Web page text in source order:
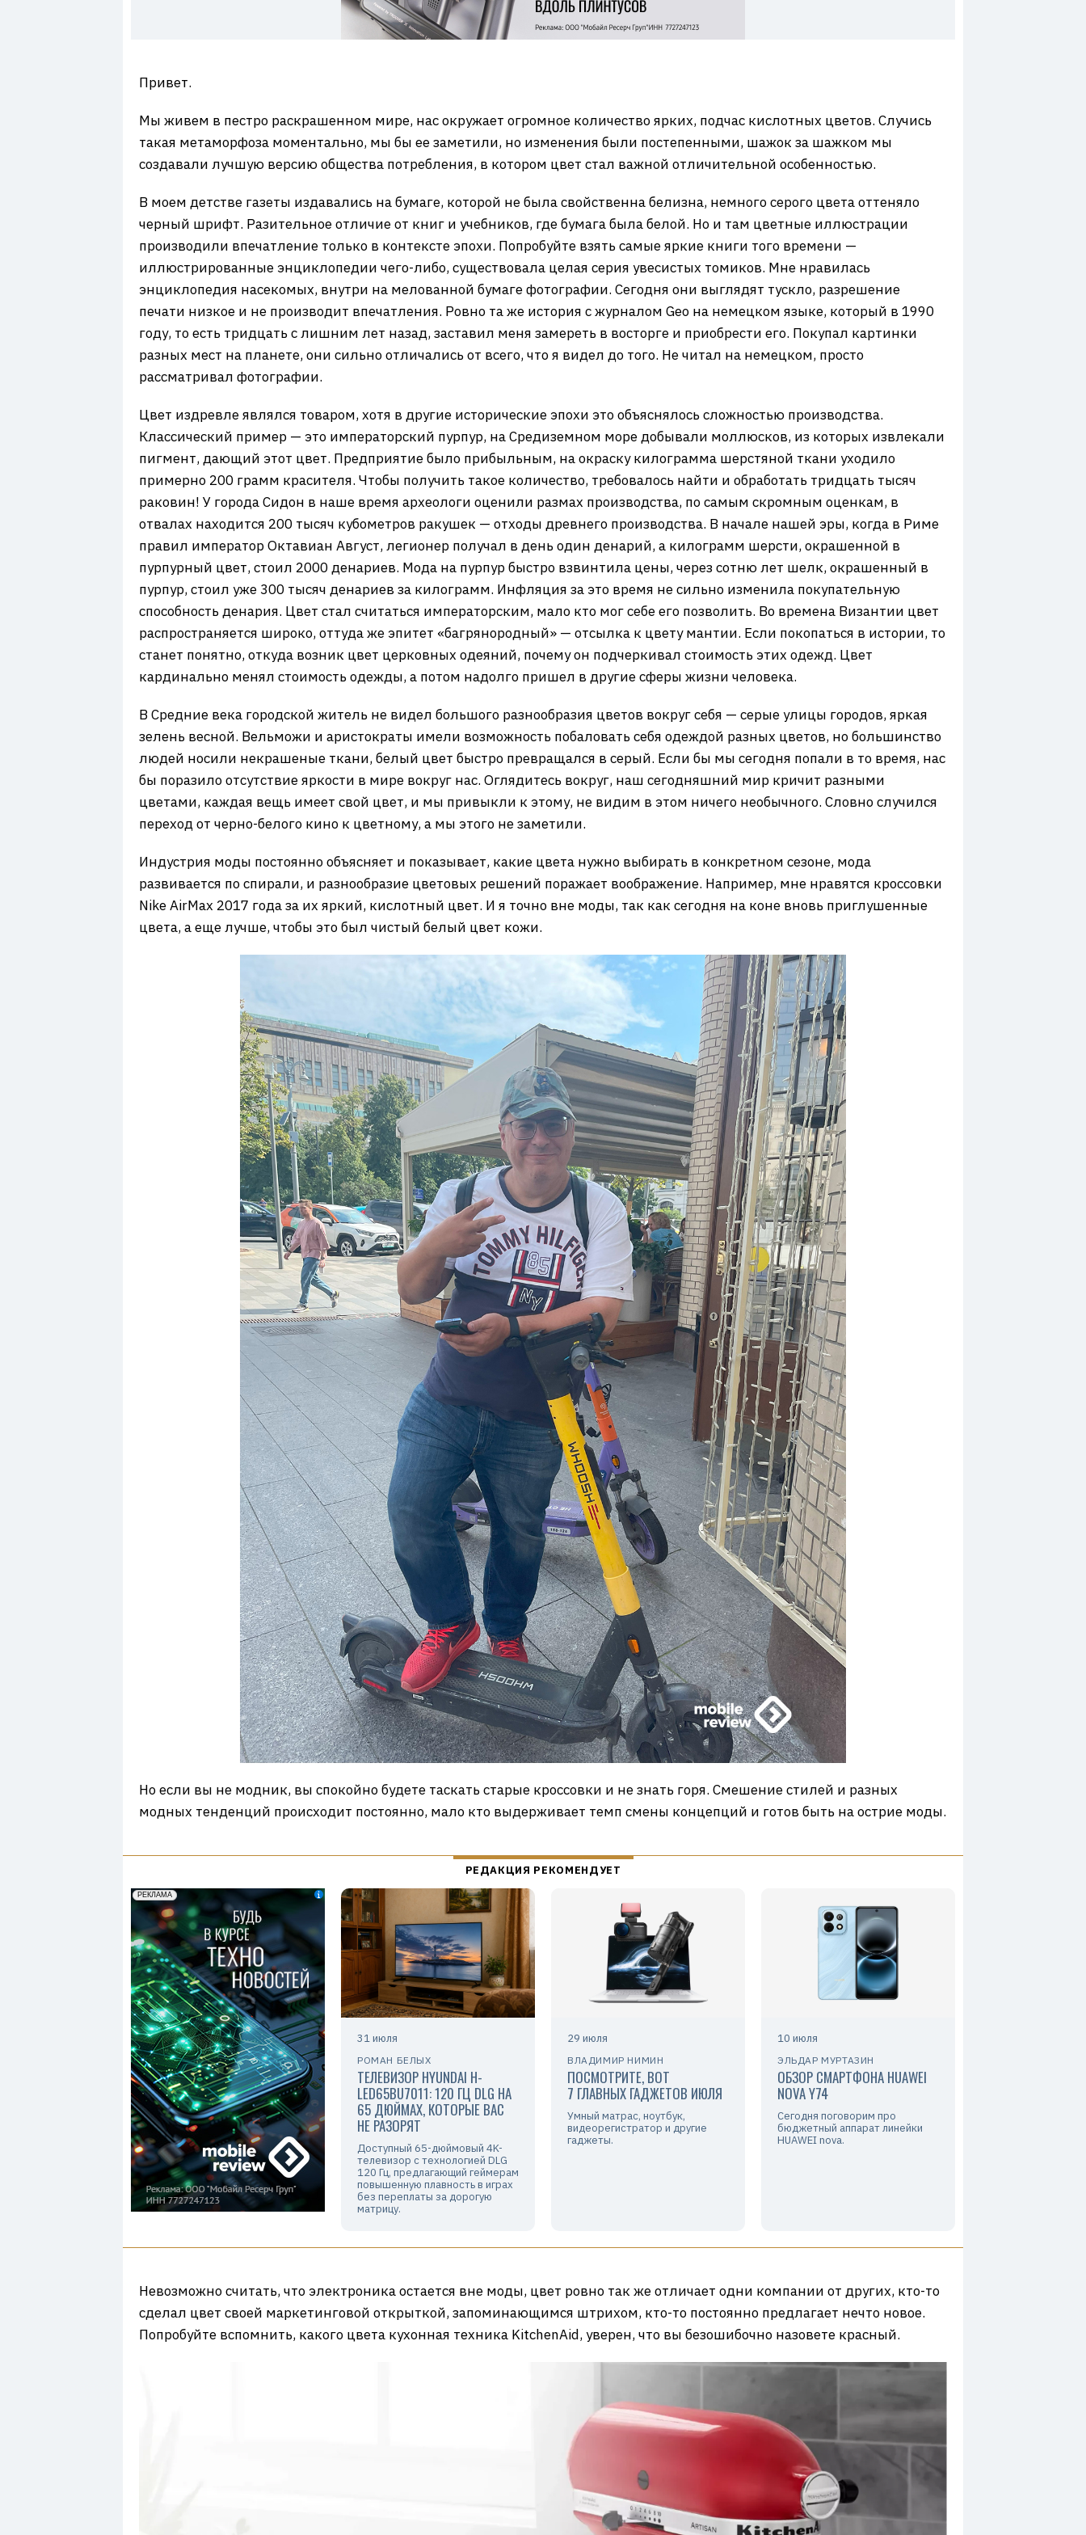
Привет.
Мы живем в пестро раскрашенном мире, нас окружает огромное количество ярких, подчас кислотных цветов. Случись
такая метаморфоза моментально, мы бы ее заметили, но изменения были постепенными, шажок за шажком мы
создавали лучшую версию общества потребления, в котором цвет стал важной отличительной особенностью.
В моем детстве газеты издавались на бумаге, которой не была свойственна белизна, немного серого цвета оттеняло
черный шрифт. Разительное отличие от книг и учебников, где бумага была белой. Но и там цветные иллюстрации
производили впечатление только в контексте эпохи. Попробуйте взять самые яркие книги того времени —
иллюстрированные энциклопедии чего-либо, существовала целая серия увесистых томиков. Мне нравилась
энциклопедия насекомых, внутри на мелованной бумаге фотографии. Сегодня они выглядят тускло, разрешение
печати низкое и не производит впечатления. Ровно та же история с журналом Geo на немецком языке, который в 1990
году, то есть тридцать с лишним лет назад, заставил меня замереть в восторге и приобрести его. Покупал картинки
разных мест на планете, они сильно отличались от всего, что я видел до того. Не читал на немецком, просто
рассматривал фотографии.
Цвет издревле являлся товаром, хотя в другие исторические эпохи это объяснялось сложностью производства.
Классический пример — это императорский пурпур, на Средиземном море добывали моллюсков, из которых извлекали
пигмент, дающий этот цвет. Предприятие было прибыльным, на окраску килограмма шерстяной ткани уходило
примерно 200 грамм красителя. Чтобы получить такое количество, требовалось найти и обработать тридцать тысяч
раковин! У города Сидон в наше время археологи оценили размах производства, по самым скромным оценкам, в
отвалах находится 200 тысяч кубометров ракушек — отходы древнего производства. В начале нашей эры, когда в Риме
правил император Октавиан Август, легионер получал в день один денарий, а килограмм шерсти, окрашенной в
пурпурный цвет, стоил 2000 денариев. Мода на пурпур быстро взвинтила цены, через сотню лет шелк, окрашенный в
пурпур, стоил уже 300 тысяч денариев за килограмм. Инфляция за это время не сильно изменила покупательную
способность денария. Цвет стал считаться императорским, мало кто мог себе его позволить. Во времена Византии цвет
распространяется широко, оттуда же эпитет «багрянородный» — отсылка к цвету мантии. Если покопаться в истории, то
станет понятно, откуда возник цвет церковных одеяний, почему он подчеркивал стоимость этих одежд. Цвет
кардинально менял стоимость одежды, а потом надолго пришел в другие сферы жизни человека.
В Средние века городской житель не видел большого разнообразия цветов вокруг себя — серые улицы городов, яркая
зелень весной. Вельможи и аристократы имели возможность побаловать себя одеждой разных цветов, но большинство
людей носили некрашеные ткани, белый цвет быстро превращался в серый. Если бы мы сегодня попали в то время, нас
бы поразило отсутствие яркости в мире вокруг нас. Оглядитесь вокруг, наш сегодняшний мир кричит разными
цветами, каждая вещь имеет свой цвет, и мы привыкли к этому, не видим в этом ничего необычного. Словно случился
переход от черно-белого кино к цветному, а мы этого не заметили.
Индустрия моды постоянно объясняет и показывает, какие цвета нужно выбирать в конкретном сезоне, мода
развивается по спирали, и разнообразие цветовых решений поражает воображение. Например, мне нравятся кроссовки
Nike AirMax 2017 года за их яркий, кислотный цвет. И я точно вне моды, так как сегодня на коне вновь приглушенные
цвета, а еще лучше, чтобы это был чистый белый цвет кожи.
Но если вы не модник, вы спокойно будете таскать старые кроссовки и не знать горя. Смешение стилей и разных
модных тенденций происходит постоянно, мало кто выдерживает темп смены концепций и готов быть на острие моды.
31 июля
РОМАН БЕЛЫХ
ТЕЛЕВИЗОР HYUNDAI H-
LED65BU7011: 120 ГЦ DLG НА
65 ДЮЙМАХ, КОТОРЫЕ ВАС
НЕ РАЗОРЯТ
Доступный 65-дюймовый 4K-
телевизор с технологией DLG
120 Гц, предлагающий геймерам
повышенную плавность в играх
без переплаты за дорогую
матрицу.
29 июля
ВЛАДИМИР НИМИН
ПОСМОТРИТЕ, ВОТ
7 ГЛАВНЫХ ГАДЖЕТОВ ИЮЛЯ
Умный матрас, ноутбук,
видеорегистратор и другие
гаджеты.
10 июля
ЭЛЬДАР МУРТАЗИН
ОБЗОР СМАРТФОНА HUAWEI
NOVA Y74
Сегодня поговорим про
бюджетный аппарат линейки
HUAWEI nova.
Невозможно считать, что электроника остается вне моды, цвет ровно так же отличает одни компании от других, кто-то
сделал цвет своей маркетинговой открыткой, запоминающимся штрихом, кто-то постоянно предлагает нечто новое.
Попробуйте вспомнить, какого цвета кухонная техника KitchenAid, уверен, что вы безошибочно назовете красный.